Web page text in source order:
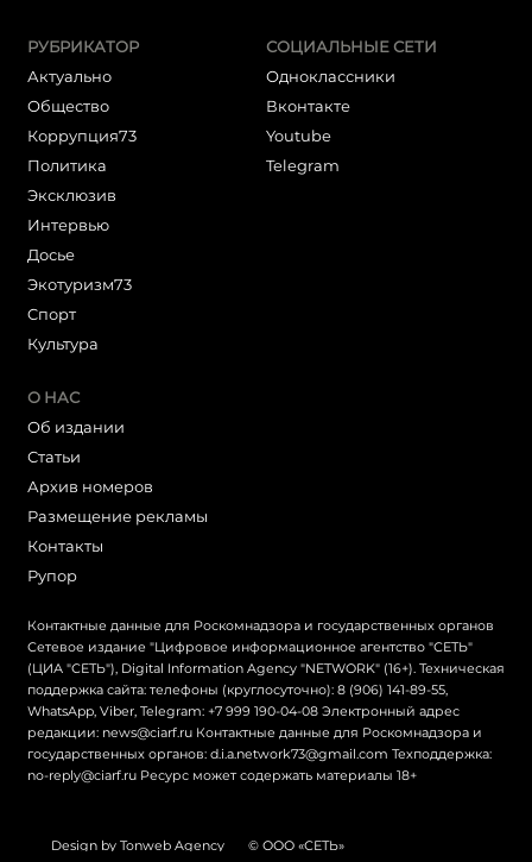
РУБРИКАТОР
Актуально
Общество
Коррупция73
Политика
Эксклюзив
Интервью
Досье
Экотуризм73
Cпорт
Культура
СОЦИАЛЬНЫЕ СЕТИ
Одноклассники
Вконтакте
Youtube
Telegram
О НАС
Об издании
Статьи
Архив номеров
Размещение рекламы
Контакты
Рупор
Контактные данные для Роскомнадзора и государственных органов
Сетевое издание "Цифровое информационное агентство "СЕТЬ"
(ЦИА "СЕТЬ"), Digital Information Agency "NETWORK" (16+). Техническая
поддержка сайта: телефоны (круглосуточно): 8 (906) 141-89-55,
WhatsApp, Viber, Telegram: +7 999 190-04-08 Электронный адрес
редакции: news@ciarf.ru Контактные данные для Роскомнадзора и
государственных органов: d.i.a.network73@gmail.com Техподдержка:
no-reply@ciarf.ru Ресурс может содержать материалы 18+
Design by Tonweb Agency © ООО «СЕТЬ»